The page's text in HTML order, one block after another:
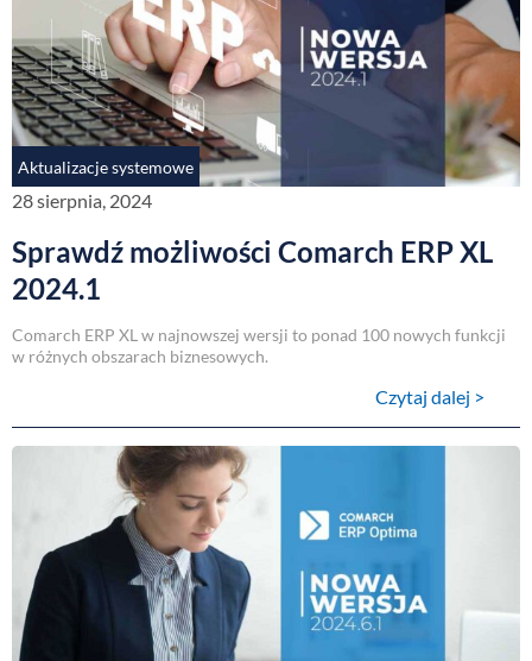
Aktualizacje systemowe
28 sierpnia, 2024
Sprawdź możliwości Comarch ERP XL
2024.1
Comarch ERP XL w najnowszej wersji to ponad 100 nowych funkcji
w różnych obszarach biznesowych.
Czytaj dalej >